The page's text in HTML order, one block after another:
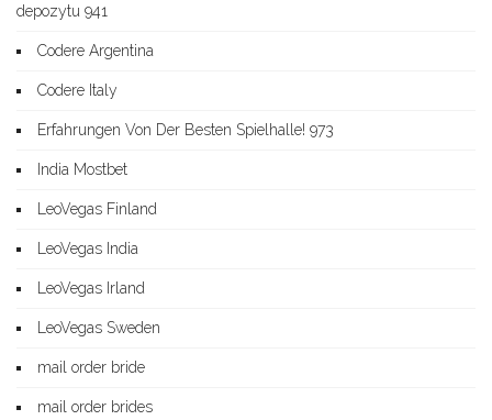
depozytu 941
Codere Argentina
Codere Italy
Erfahrungen Von Der Besten Spielhalle! 973
India Mostbet
LeoVegas Finland
LeoVegas India
LeoVegas Irland
LeoVegas Sweden
mail order bride
mail order brides